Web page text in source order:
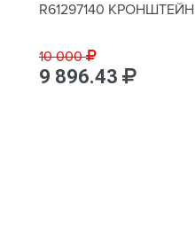
R61297140 КРОНШТЕЙН
10 000
9 896.43